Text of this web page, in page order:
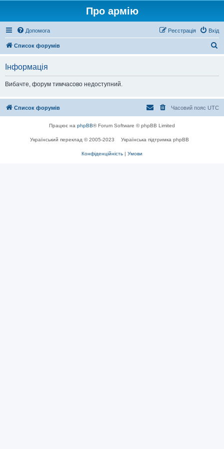
Про армію
Допомога Вхід
Реєстрація
Список форумів
Інформація
Вибачте, форум тимчасово недоступний.
Список форумів Часовий пояс UTC
Працює на phpBB® Forum Software © phpBB Limited
Український переклад © 2005-2023 Українська підтримка phpBB
Конфіденційність | Умови